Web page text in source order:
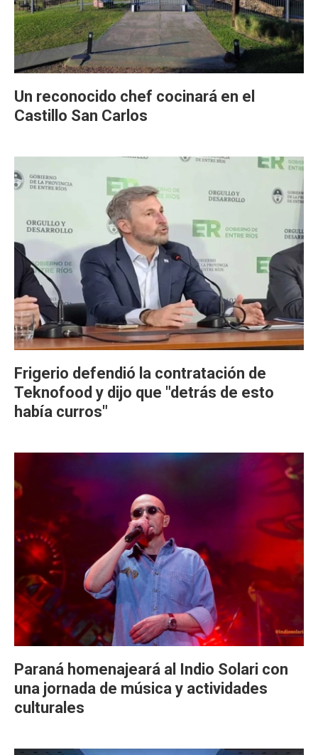
Un reconocido chef cocinará en el
Castillo San Carlos
Frigerio defendió la contratación de
Teknofood y dijo que "detrás de esto
había curros"
Paraná homenajeará al Indio Solari con
una jornada de música y actividades
culturales